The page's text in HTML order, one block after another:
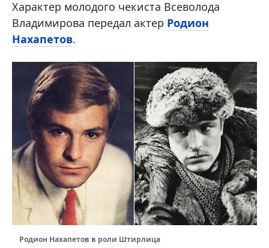
Характер молодого чекиста Всеволода
Владимирова передал актер Родион
Нахапетов.
Родион Нахапетов в роли Штирлица